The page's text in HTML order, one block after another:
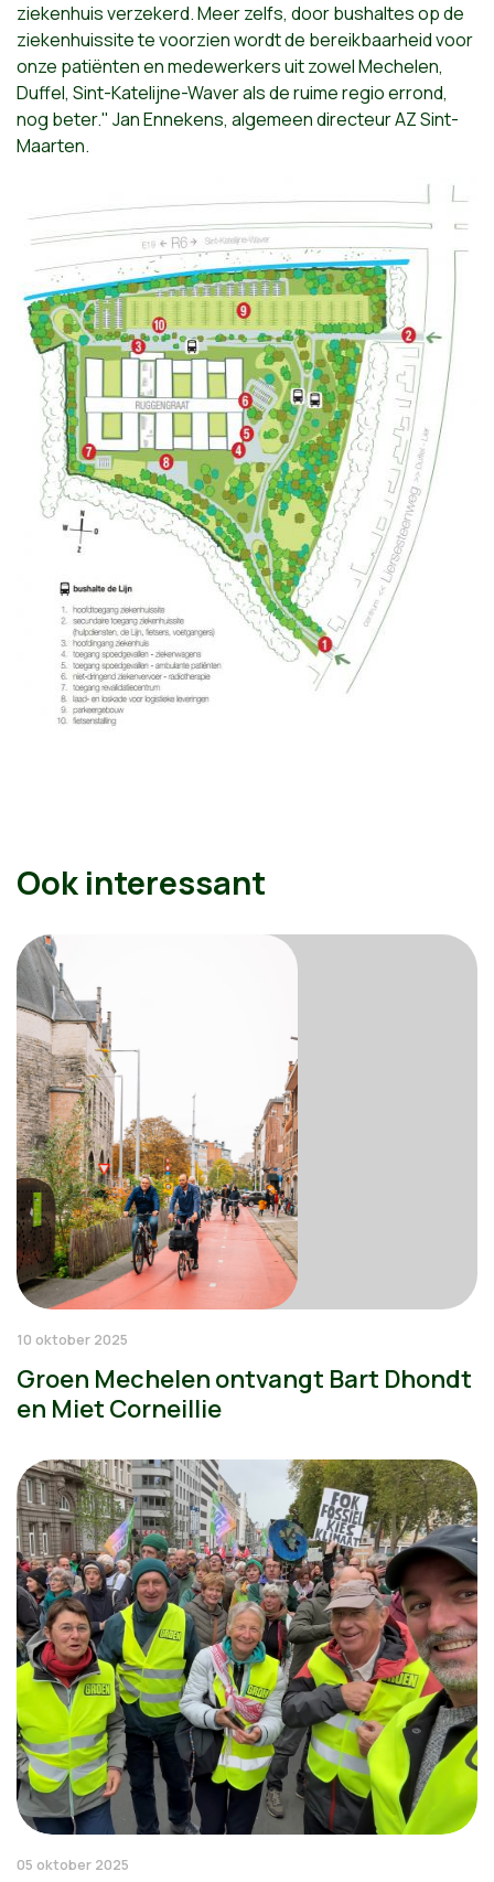
ziekenhuis verzekerd. Meer zelfs, door bushaltes op de
ziekenhuissite te voorzien wordt de bereikbaarheid voor
onze patiënten en medewerkers uit zowel Mechelen,
Duffel, Sint-Katelijne-Waver als de ruime regio errond,
nog beter." Jan Ennekens, algemeen directeur AZ Sint-
Maarten.
Ook interessant
10 oktober 2025
Groen Mechelen ontvangt Bart Dhondt
en Miet Corneillie
05 oktober 2025